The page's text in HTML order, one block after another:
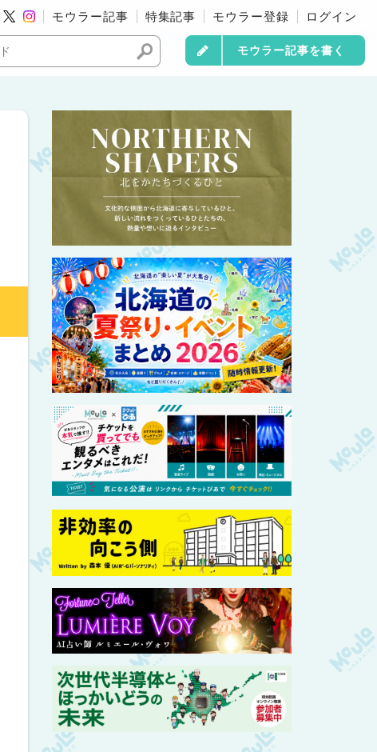
モウラー記事 特集記事 モウラー登録 ログイン
モウラー記事を書く